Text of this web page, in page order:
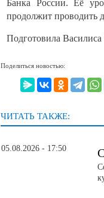
Банка России. Её
продолжит проводить
Подготовила
Поделиться новостью:
ЧИТАТЬ ТАКЖЕ:
05.08.2026 - 17:50